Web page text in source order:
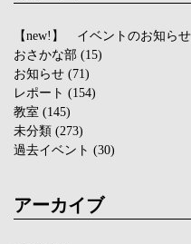
【new!】 イベントのお知らせ
おさかな部 (15)
お知らせ (71)
レポート (154)
教室 (145)
未分類 (273)
過去イベント (30)
アーカイブ